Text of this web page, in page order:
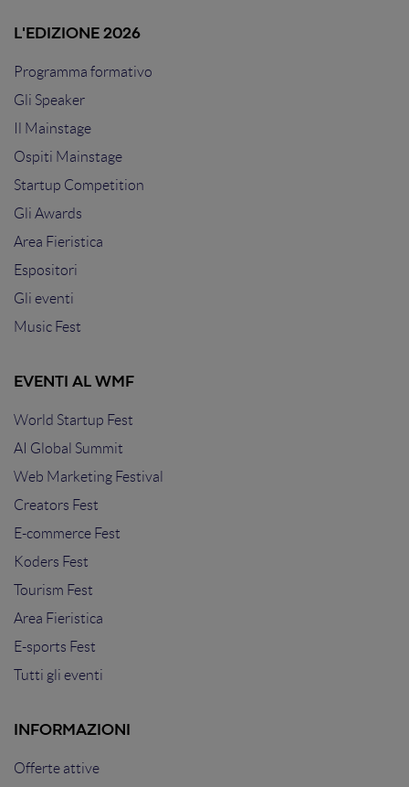
L'EDIZIONE 2026
Programma formativo
Gli Speaker
Il Mainstage
Ospiti Mainstage
Startup Competition
Gli Awards
Area Fieristica
Espositori
Gli eventi
Music Fest
EVENTI AL WMF
World Startup Fest
AI Global Summit
Web Marketing Festival
Creators Fest
E-commerce Fest
Koders Fest
Tourism Fest
Area Fieristica
E-sports Fest
Tutti gli eventi
INFORMAZIONI
Offerte attive